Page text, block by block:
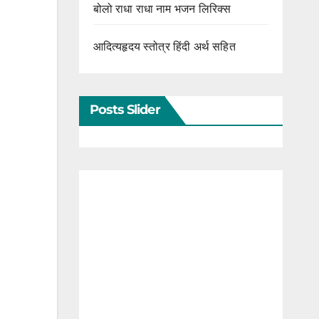
बोलो राधा राधा नाम भजन लिरिक्स
आदित्यहृदय स्तोत्र हिंदी अर्थ सहित
Posts Slider